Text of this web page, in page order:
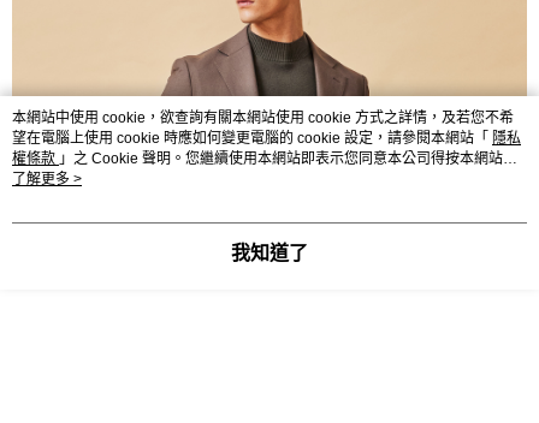
本網站中使用 cookie，欲查詢有關本網站使用 cookie 方式之詳情，及若您不希
望在電腦上使用 cookie 時應如何變更電腦的 cookie 設定，請參閱本網站「 隱私
權條款 」之 Cookie 聲明。您繼續使用本網站即表示您同意本公司得按本網站使
用條款之 Cookie 聲明使用 cookie。
了解更多 >
我知道了